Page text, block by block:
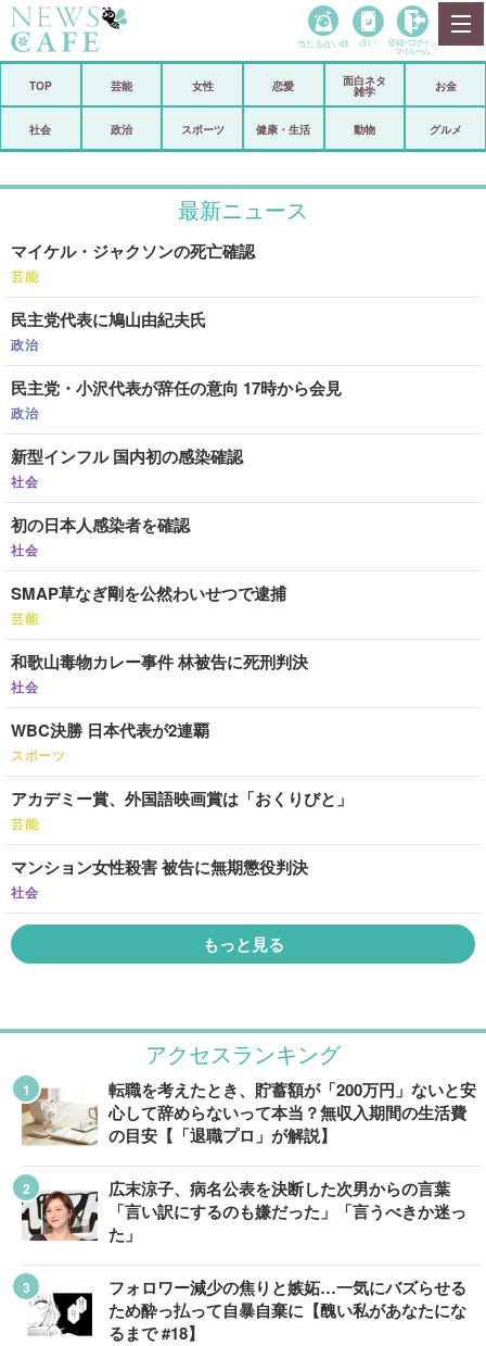
政治
スポーツ
恋愛
コメントポスト アリ／ナシ
当たる占い師 占い 登録• ログイン
マイルーム
TOP 芸能 女性 恋愛
面白ネタ
雑学
お金
社会 政治 スポーツ 健康・生活 動物 グルメ
最新ニュース
マイケル・ジャクソンの死亡確認
芸能
民主党代表に鳩山由紀夫氏
政治
民主党・小沢代表が辞任の意向 17時から会見
政治
新型インフル 国内初の感染確認
社会
初の日本人感染者を確認
社会
SMAP草なぎ剛を公然わいせつで逮捕
芸能
和歌山毒物カレー事件 林被告に死刑判決
社会
WBC決勝 日本代表が2連覇
スポーツ
アカデミー賞、外国語映画賞は「おくりびと」
芸能
マンション女性殺害 被告に無期懲役判決
社会
もっと見る
アクセスランキング
転職を考えたとき、貯蓄額が「200万円」ないと安
心して辞めらないって本当？無収入期間の生活費
の目安【「退職プロ」が解説】
広末涼子、病名公表を決断した次男からの言葉
「言い訳にするのも嫌だった」「言うべきか迷っ
た」
フォロワー減少の焦りと嫉妬…一気にバズらせる
ため酔っ払って自暴自棄に【醜い私があなたにな
るまで #18】